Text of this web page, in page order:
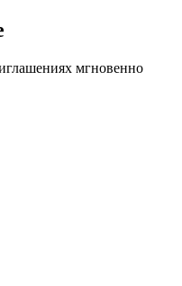
мгновенно